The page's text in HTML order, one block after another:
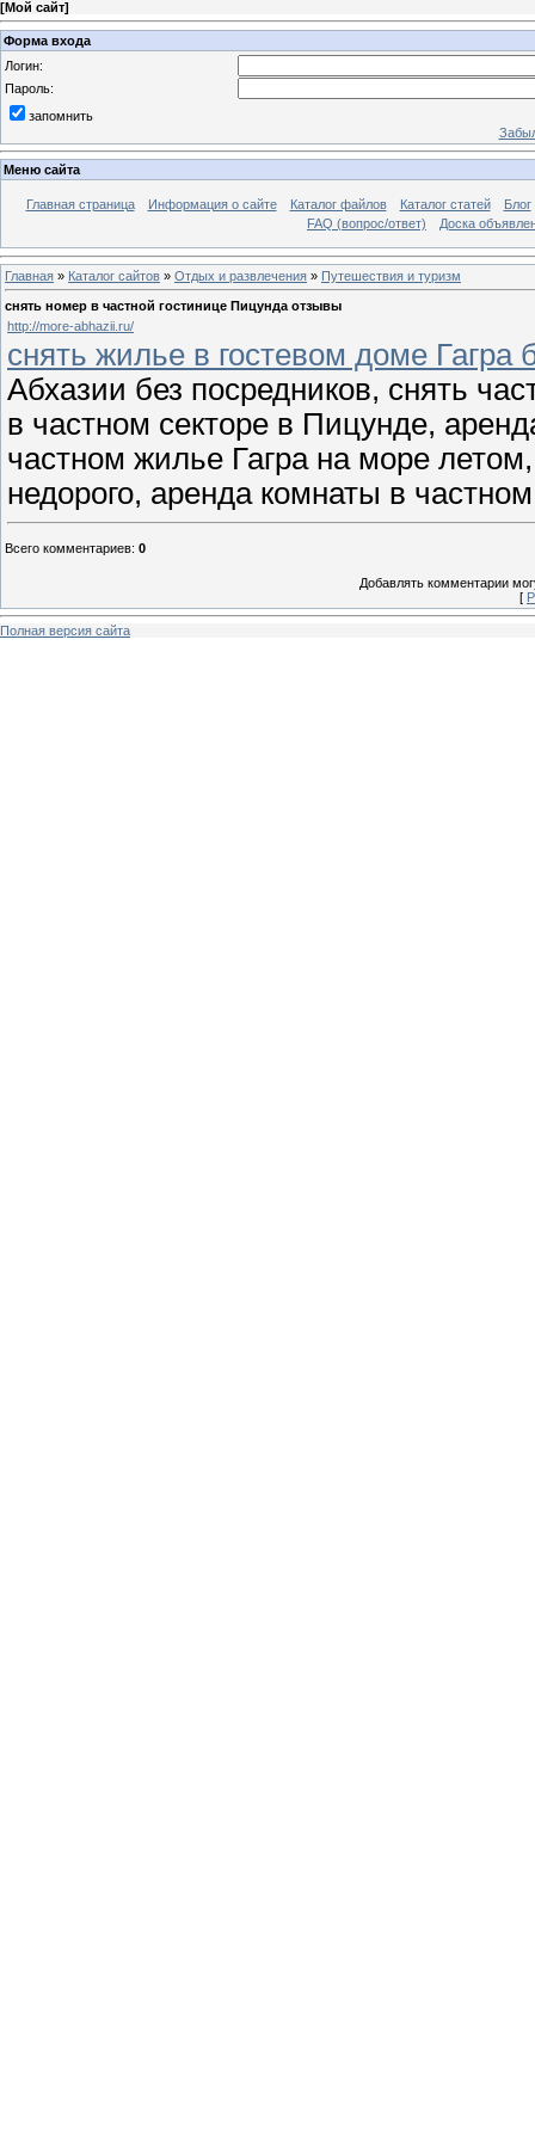
[Мой сайт]
Форма входа
Логин:
Пароль:
запомнить
Меню сайта
Главная страница Информация о сайте Каталог файлов Каталог статей
Блог
FAQ (вопрос/ответ)
Доска
Главная » Каталог сайтов » Отдых и развлечения » Путешествия и туризм
снять номер в частной гостинице Пицунда отзывы
http://more-abhazii.ru/
снять жилье в гостевом доме Гагра
Абхазии без посредников, снять
в частном секторе в Пицунде,
частном жилье Гагра на море
недорого, аренда комнаты в
Всего комментариев: 0
Добавлять комментарии
[
Полная версия сайта